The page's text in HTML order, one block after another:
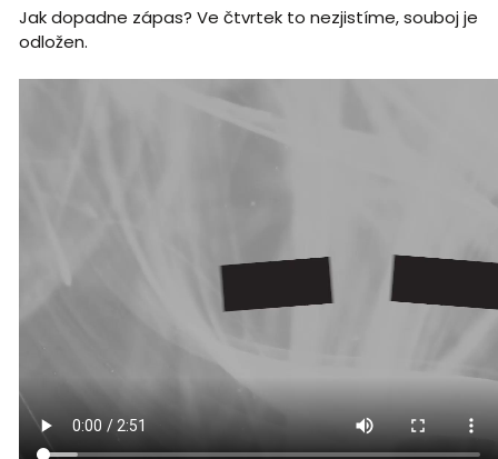
Jak dopadne zápas? Ve čtvrtek to nezjistíme, souboj je
odložen.